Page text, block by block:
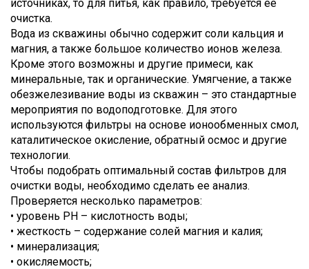
источниках, то для питья, как правило, требуется ее
очистка.
Вода из скважины обычно содержит соли кальция и
магния, а также большое количество ионов железа.
Кроме этого возможны и другие примеси, как
минеральные, так и органические. Умягчение, а также
обезжелезивание воды из скважин – это стандартные
мероприятия по водоподготовке. Для этого
используются фильтры на основе ионообменных смол,
каталитическое окисление, обратный осмос и другие
технологии.
Чтобы подобрать оптимальный состав фильтров для
очистки воды, необходимо сделать ее анализ.
Проверяется несколько параметров:
• уровень PH – кислотность воды;
• жесткость – содержание солей магния и калия;
• минерализация;
• окисляемость;